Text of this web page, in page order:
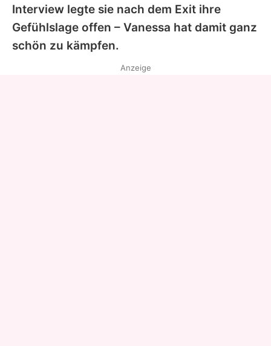
Interview legte sie nach dem Exit ihre
Gefühlslage offen – Vanessa hat damit ganz
schön zu kämpfen.
Anzeige